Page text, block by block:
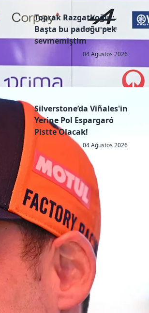
Toprak Razgatlıoğlu:
Başta bu padoğu pek
sevmemiştim
04 Ağustos 2026
Silverstone’da Viñales'in
Yerine Pol Espargaró
Pistte Olacak!
04 Ağustos 2026
- All right reserved by RaceResult